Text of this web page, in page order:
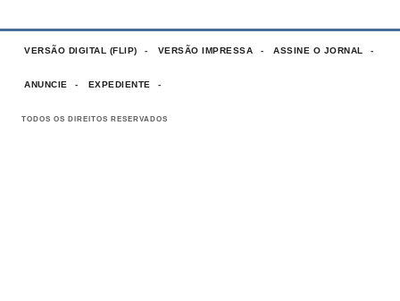
VERSÃO DIGITAL (FLIP) VERSÃO IMPRESSA ASSINE O JORNAL
ANUNCIE EXPEDIENTE
TODOS OS DIREITOS RESERVADOS